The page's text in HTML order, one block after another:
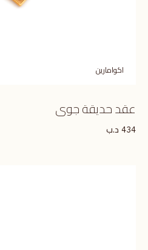
اكوامارين
عقد حديقة جوى
434 د.ب